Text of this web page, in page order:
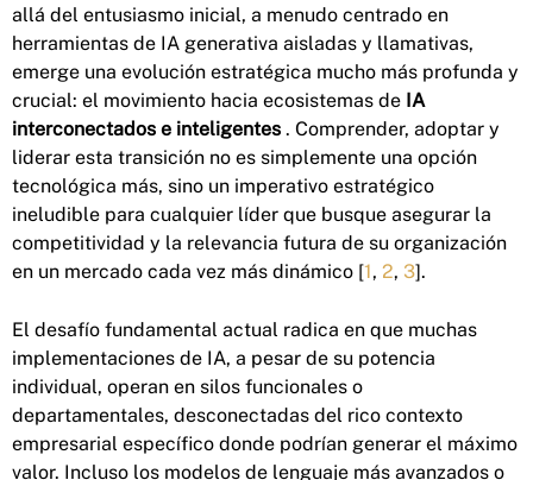
allá del entusiasmo inicial, a menudo centrado en
herramientas de IA generativa aisladas y llamativas,
emerge una evolución estratégica mucho más profunda y
crucial: el movimiento hacia ecosistemas de IA
interconectados e inteligentes . Comprender, adoptar y
liderar esta transición no es simplemente una opción
tecnológica más, sino un imperativo estratégico
ineludible para cualquier líder que busque asegurar la
competitividad y la relevancia futura de su organización
en un mercado cada vez más dinámico [1, 2, 3].
El desafío fundamental actual radica en que muchas
implementaciones de IA, a pesar de su potencia
individual, operan en silos funcionales o
departamentales, desconectadas del rico contexto
empresarial específico donde podrían generar el máximo
valor. Incluso los modelos de lenguaje más avanzados o